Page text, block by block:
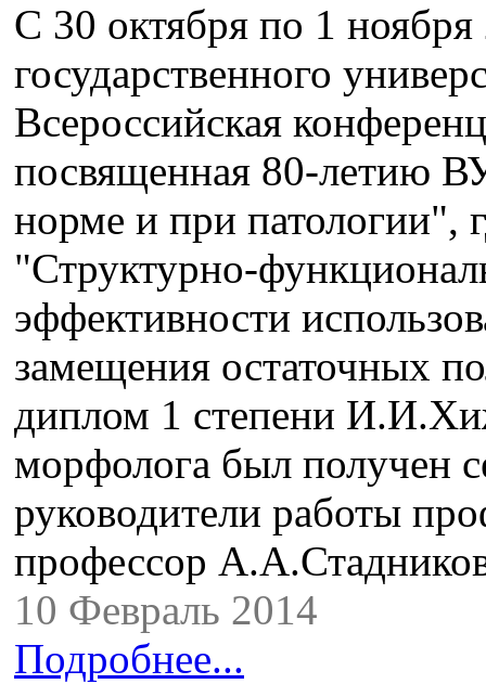
С 30 октября по 1
государственного
Всероссийская
посвященная 80-летию
норме и при патологии",
"Структурно-
эффективности
замещения остаточных
диплом 1 степени
морфолога был получен
руководители работы
профессор
10 Февраль 2014
Подробнее...